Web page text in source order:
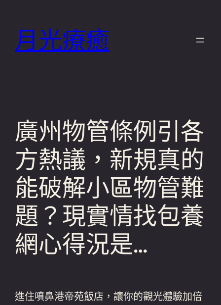
月光療癒
廣州物管條例引各
方熱議，新規真的
能破解小區物管難
題？現實情找包養
網心得況是…
進住噴鼻港帝苑飯店，讓你的觀光體驗加倍